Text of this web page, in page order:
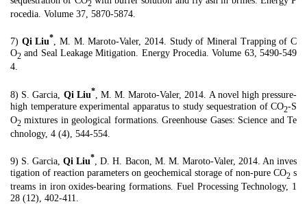
2
rocedia. Volume 37, 5870-5874.
7) Qi Liu*, M. M. Maroto-Valer, 2014. Study of Mineral Trapping of C
O2 and Seal Leakage Mitigation. Energy Procedia. Volume 63, 5490-549
4.
8) S. Garcia, Qi Liu* , M. M. Maroto-Valer, 2014. A novel high pressure-
high temperature experimental apparatus to study sequestration of CO2-S
O2 mixtures in geological formations. Greenhouse Gases: Science and Te
chnology, 4 (4), 544-554.
9) S. Garcia,Qi Liu*, D. H. Bacon, M. M. Maroto-Valer, 2014. An inves
tigation of reaction parameters on geochemical storage of non-pure CO2 s
treams in iron oxides-bearing formations. Fuel Processing Technology, 1
28 (12), 402-411.